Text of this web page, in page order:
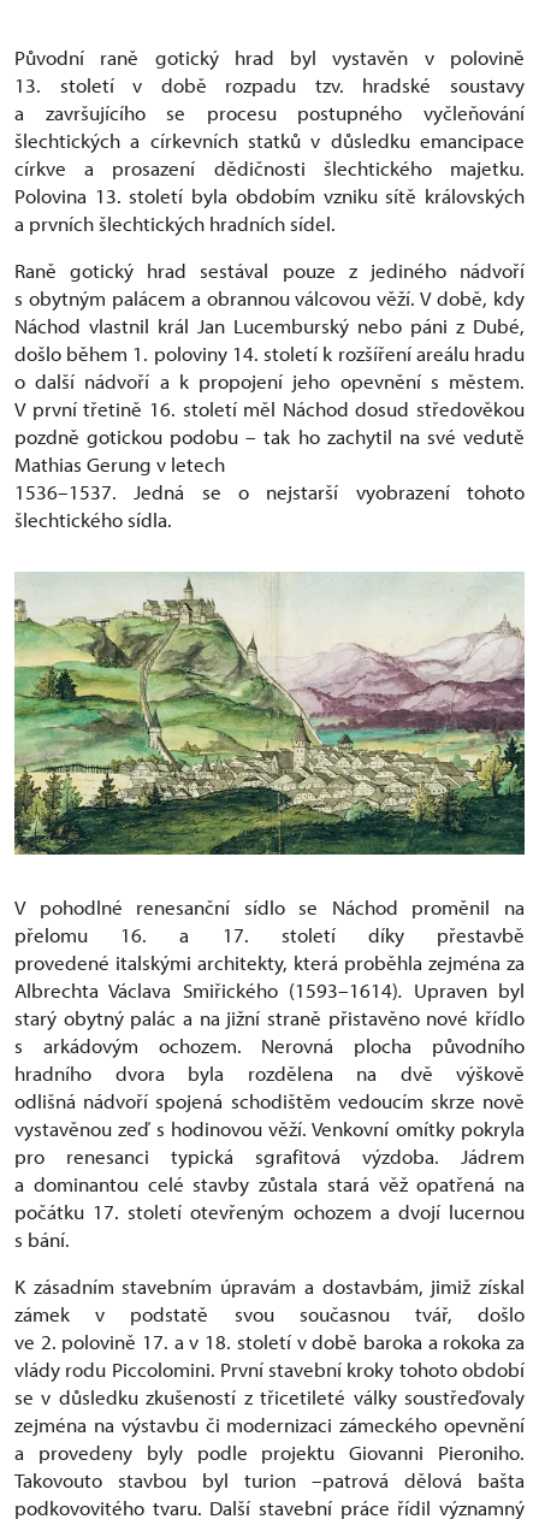
Původní raně gotický hrad byl vystavěn v polovině
13. století v době rozpadu tzv. hradské soustavy
a završujícího se procesu postupného vyčleňování
šlechtických a církevních statků v důsledku emancipace
církve a prosazení dědičnosti šlechtického majetku.
Polovina 13. století byla obdobím vzniku sítě královských
a prvních šlechtických hradních sídel.
Raně gotický hrad sestával pouze z jediného nádvoří
s obytným palácem a obrannou válcovou věží. V době, kdy
Náchod vlastnil král Jan Lucemburský nebo páni z Dubé,
došlo během 1. poloviny 14. století k rozšíření areálu hradu
o další nádvoří a k propojení jeho opevnění s městem.
V první třetině 16. století měl Náchod dosud středověkou
pozdně gotickou podobu – tak ho zachytil na své vedutě
Mathias Gerung v letech
1536–1537. Jedná se o nejstarší vyobrazení tohoto
šlechtického sídla.
V pohodlné renesanční sídlo se Náchod proměnil na
přelomu 16. a 17. století díky přestavbě
provedené italskými architekty, která proběhla zejména za
Albrechta Václava Smiřického (1593–1614). Upraven byl
starý obytný palác a na jižní straně přistavěno nové křídlo
s arkádovým ochozem. Nerovná plocha původního
hradního dvora byla rozdělena na dvě výškově
odlišná nádvoří spojená schodištěm vedoucím skrze nově
vystavěnou zeď s hodinovou věží. Venkovní omítky pokryla
pro renesanci typická sgrafitová výzdoba. Jádrem
a dominantou celé stavby zůstala stará věž opatřená na
počátku 17. století otevřeným ochozem a dvojí lucernou
s bání.
K zásadním stavebním úpravám a dostavbám, jimiž získal
zámek v podstatě svou současnou tvář, došlo
ve 2. polovině 17. a v 18. století v době baroka a rokoka za
vlády rodu Piccolomini. První stavební kroky tohoto období
se v důsledku zkušeností z třicetileté války soustřeďovaly
zejména na výstavbu či modernizaci zámeckého opevnění
a provedeny byly podle projektu Giovanni Pieroniho.
Takovouto stavbou byl turion –patrová dělová bašta
podkovovitého tvaru. Další stavební práce řídil významný